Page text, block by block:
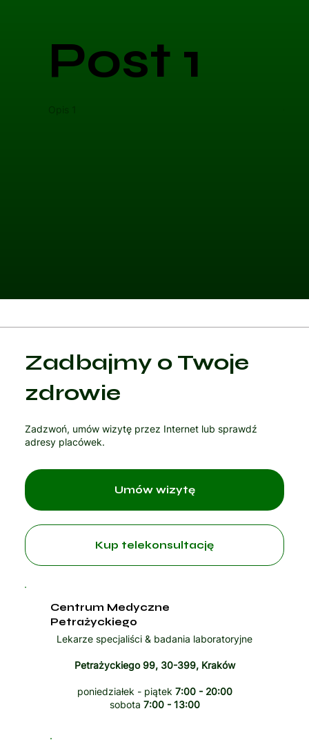
Post 1
Opis 1
Zadbajmy o Twoje
zdrowie
Zadzwoń, umów wizytę przez Internet lub sprawdź
adresy placówek.
Kup telekonsultację
Centrum Medyczne
Petrażyckiego
Lekarze specjaliści & badania laboratoryjne
Petrażyckiego 99, 30-399, Kraków
poniedziałek - piątek 7:00 - 20:00
sobota 7:00 - 13:00
Umów wizytę